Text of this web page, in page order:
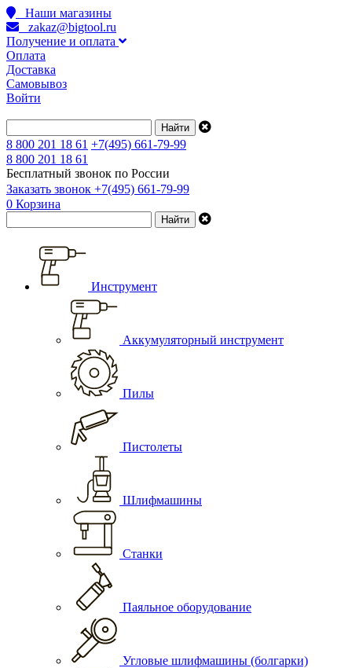
Наши магазины
zakaz@bigtool.ru
Получение и оплата
Оплата
Доставка
Самовывоз
Войти
8 800 201 18 61 +7(495) 661-79-99
8 800 201 18 61
Бесплатный звонок по России
Заказать звонок +7(495) 661-79-99
0 Корзина
Инструмент
Аккумуляторный инструмент
Пилы
Пистолеты
Шлифмашины
Станки
Паяльное оборудование
Угловые шлифмашины (болгарки)